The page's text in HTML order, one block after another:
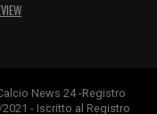
News 24 -Registro
- Iscritto al Registro